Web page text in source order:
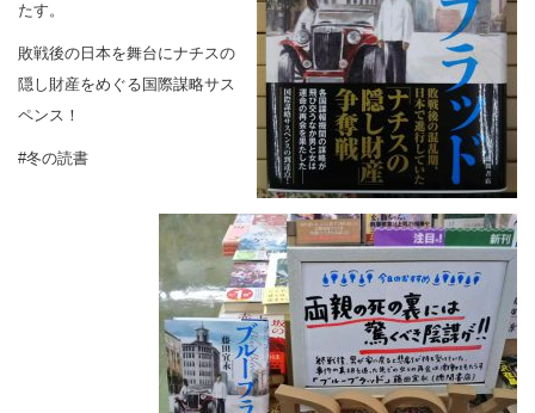
たす。
敗戦後の日本を舞台にナチスの
隠し財産をめぐる国際謀略サス
ペンス！
#冬の読書